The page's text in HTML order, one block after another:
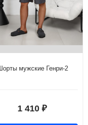
Шорты мужские Генри-2
1 410 ₽